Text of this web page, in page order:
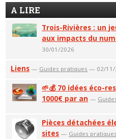
A LIRE
Trois-Rivières : un
aux impacts du
30/01/2026
Liens — Guides pratiques — 02/11/
🌱💰 70 idées éco-
1000€ par an —
Pièces détachées
sites — Guides pratiques